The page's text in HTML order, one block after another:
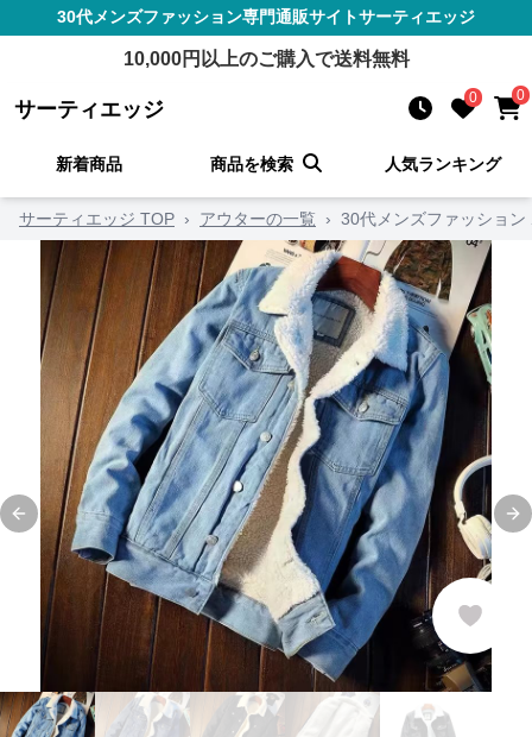
30代メンズファッション専門通販サイトサーティエッジ
10,000円以上のご購入で送料無料
サーティエッジ 0 0
新着商品 商品を検索 人気ランキング
サーティエッジ TOP › アウターの一覧 › 30代メンズファッショ
Previous slide